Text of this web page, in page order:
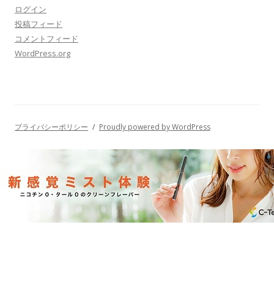
ログイン
投稿フィード
コメントフィード
WordPress.org
プライバシーポリシー Proudly powered by WordPress